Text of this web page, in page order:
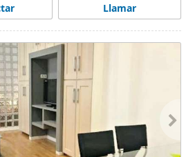
Llamar